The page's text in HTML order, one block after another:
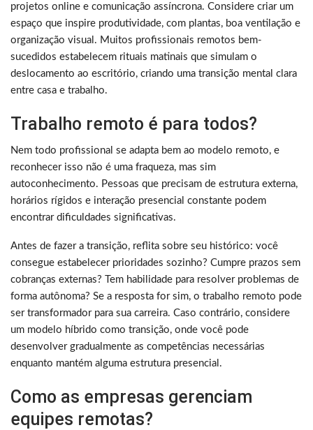
projetos online e comunicação assíncrona. Considere criar um
espaço que inspire produtividade, com plantas, boa ventilação e
organização visual. Muitos profissionais remotos bem-
sucedidos estabelecem rituais matinais que simulam o
deslocamento ao escritório, criando uma transição mental clara
entre casa e trabalho.
Trabalho remoto é para todos?
Nem todo profissional se adapta bem ao modelo remoto, e
reconhecer isso não é uma fraqueza, mas sim
autoconhecimento. Pessoas que precisam de estrutura externa,
horários rígidos e interação presencial constante podem
encontrar dificuldades significativas.
Antes de fazer a transição, reflita sobre seu histórico: você
consegue estabelecer prioridades sozinho? Cumpre prazos sem
cobranças externas? Tem habilidade para resolver problemas de
forma autônoma? Se a resposta for sim, o trabalho remoto pode
ser transformador para sua carreira. Caso contrário, considere
um modelo híbrido como transição, onde você pode
desenvolver gradualmente as competências necessárias
enquanto mantém alguma estrutura presencial.
Como as empresas gerenciam
equipes remotas?